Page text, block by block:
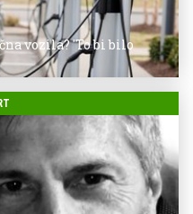
vozila? 'To bi bilo